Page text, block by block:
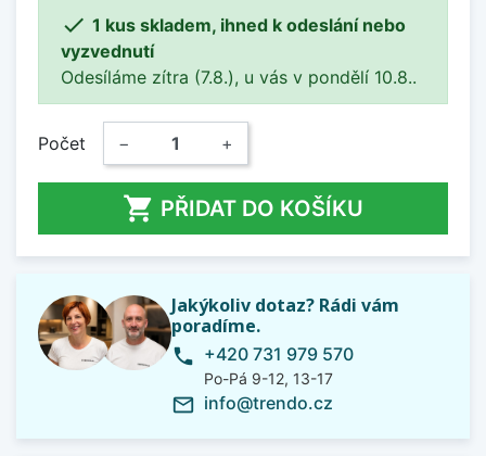
 1 kus skladem, ihned k odeslání nebo
vyzvednutí
Odesíláme zítra (7.8.), u vás v pondělí 10.8..
Počet − +
 PŘIDAT DO KOŠÍKU
Jakýkoliv dotaz? Rádi vám
poradíme.
phone +420 731 979 570
Po-Pá 9-12, 13-17
mail_outline info@trendo.cz